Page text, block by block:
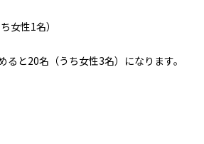
性1名）
ると20名（うち女性3名）になります。